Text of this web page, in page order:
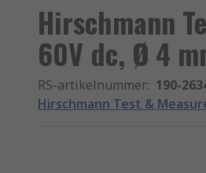
Hirschmann
60V dc, Ø 4
RS-artikelnummer: 190-
Hirschmann Test &